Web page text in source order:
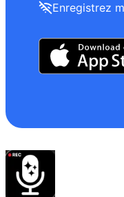
Enregistrez